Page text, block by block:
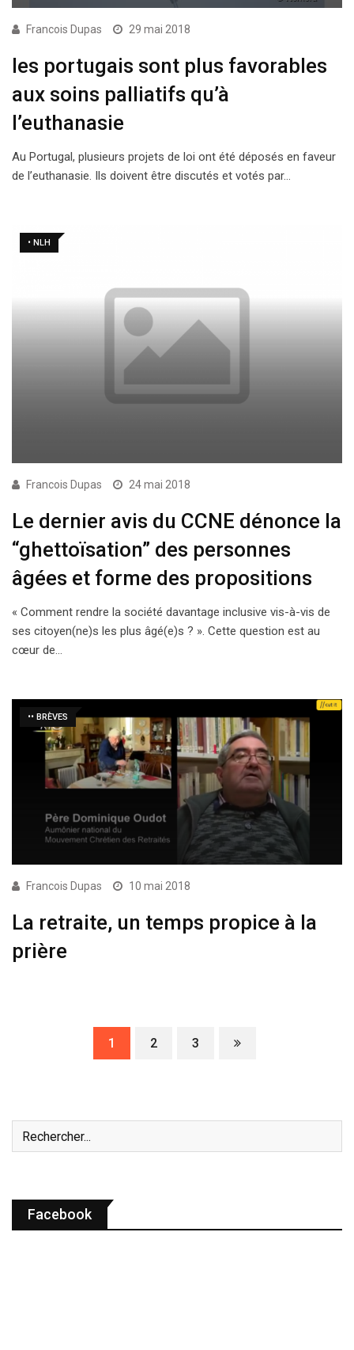
Francois Dupas 29 mai 2018
les portugais sont plus favorables
aux soins palliatifs qu’à
l’euthanasie
Au Portugal, plusieurs projets de loi ont été déposés en faveur
de l’euthanasie. Ils doivent être discutés et votés par…
• NLH
Francois Dupas 24 mai 2018
Le dernier avis du CCNE dénonce la
“ghettoïsation” des personnes
âgées et forme des propositions
« Comment rendre la société davantage inclusive vis-à-vis de
ses citoyen(ne)s les plus âgé(e)s ? ». Cette question est au
cœur de…
•• BRÈVES
Francois Dupas 10 mai 2018
La retraite, un temps propice à la
prière
1 2 3
Facebook